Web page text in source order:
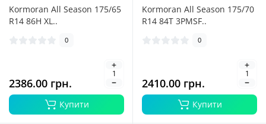
Kormoran All Season 175/65
R14 86H XL..
0
2386.00 грн.
Купити
Kormoran All Season 175/70
R14 84T 3PMSF..
0
2410.00 грн.
Купити